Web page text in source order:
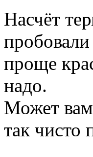
Насчёт
проще
надо.
Может
так чисто